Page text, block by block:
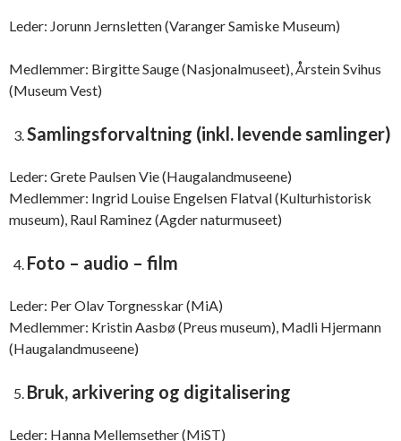
Leder: Jorunn Jernsletten (Varanger Samiske Museum)
Medlemmer: Birgitte Sauge (Nasjonalmuseet), Årstein Svihus
(Museum Vest)
Samlingsforvaltning (inkl. levende samlinger)
Leder: Grete Paulsen Vie (Haugalandmuseene)
Medlemmer: Ingrid Louise Engelsen Flatval (Kulturhistorisk
museum), Raul Raminez (Agder naturmuseet)
Foto – audio – film
Leder: Per Olav Torgnesskar (MiA)
Medlemmer: Kristin Aasbø (Preus museum), Madli Hjermann
(Haugalandmuseene)
Bruk, arkivering og digitalisering
Leder: Hanna Mellemsether (MiST)